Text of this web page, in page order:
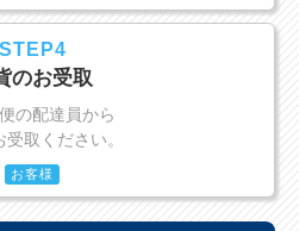
STEP4
のお受取
の配達員から
取ください。
お客様